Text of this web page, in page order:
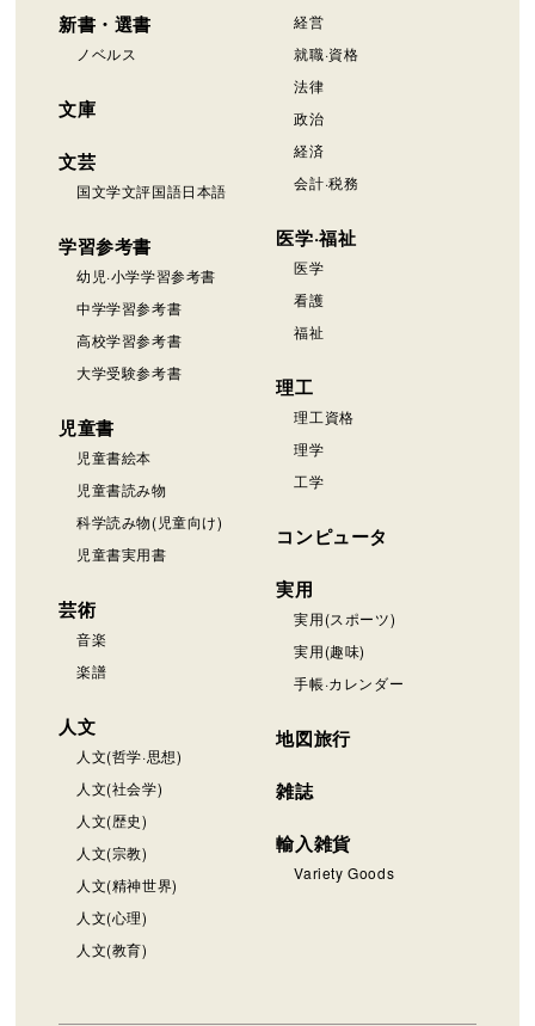
新書・選書
ノベルス
文庫
文芸
国文学文評国語日本語
学習参考書
幼児·小学学習参考書
中学学習参考書
高校学習参考書
大学受験参考書
児童書
児童書絵本
児童書読み物
科学読み物(児童向け)
児童書実用書
芸術
音楽
楽譜
人文
人文(哲学·思想)
人文(社会学)
人文(歴史)
人文(宗教)
人文(精神世界)
人文(心理)
人文(教育)
経営
就職·資格
法律
政治
経済
会計·税務
医学·福祉
医学
看護
福祉
理工
理工資格
理学
工学
コンピュータ
実用
実用(スポーツ)
実用(趣味)
手帳·カレンダー
地図旅行
雑誌
輸入雑貨
Variety Goods